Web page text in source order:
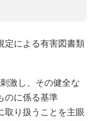
定による有害図書類
激し、その健全な
のに係る基準
取り扱うことを主眼